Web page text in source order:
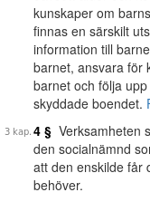
kunskaper om
finnas en särskilt
information till
barnet, ansvara för
barnet och följa
skyddade boendet.
4 § Verksamheten
den socialnämnd
att den enskilde får
behöver.